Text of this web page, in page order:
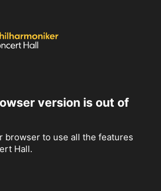
version is out of
browser to use all the features
Hall.